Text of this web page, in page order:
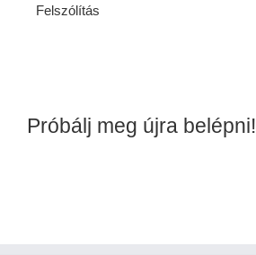
Próbálj meg újra belépni!
Felszólítás